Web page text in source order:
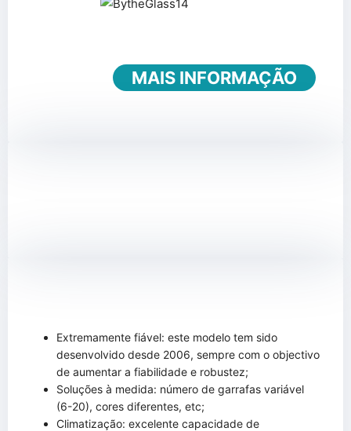
MAIS INFORMAÇÃO
Extremamente fiável: este modelo tem sido
desenvolvido desde 2006, sempre com o objectivo
de aumentar a fiabilidade e robustez;
Soluções à medida: número de garrafas variável
(6-20), cores diferentes, etc;
Climatização: excelente capacidade de